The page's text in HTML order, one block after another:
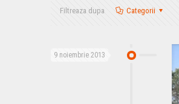
Filtreaza dupa Categorii
9 noiembrie 2013